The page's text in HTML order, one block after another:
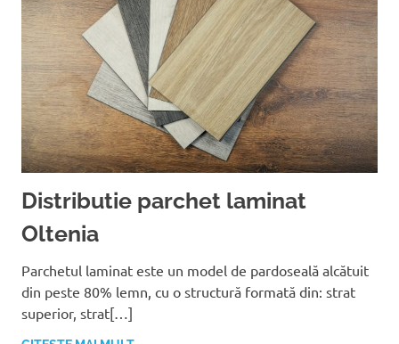
Distributie parchet laminat
Oltenia
Parchetul laminat este un model de pardoseală alcătuit
din peste 80% lemn, cu o structură formată din: strat
superior, strat[…]